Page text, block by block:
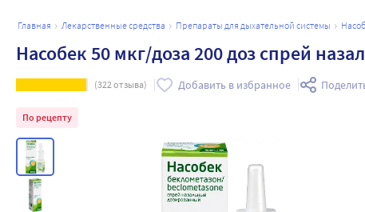
главная лекарственные средства препараты для дыхательной системы
Насобек 50 мкг/доза 200 доз спрей
(322отзыва) Добавить в избранное
По рецепту